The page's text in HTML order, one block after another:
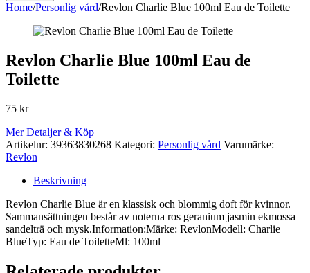
Home/Personlig vård/Revlon Charlie Blue 100ml Eau de Toilette
Revlon Charlie Blue 100ml Eau de
Toilette
75 kr
Mer Detaljer & Köp
Artikelnr: 39363830268 Kategori: Personlig vård Varumärke:
Revlon
Beskrivning
Revlon Charlie Blue är en klassisk och blommig doft för kvinnor.
Sammansättningen består av noterna ros geranium jasmin ekmossa
sandelträ och mysk.Information:Märke: RevlonModell: Charlie
BlueTyp: Eau de ToiletteMl: 100ml